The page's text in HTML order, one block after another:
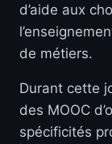
d’aide aux
de métiers.
Durant cette
des MOOC
spécificités